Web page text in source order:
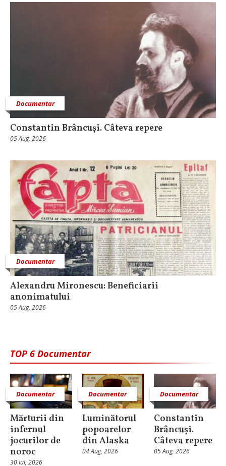
Documentar
Constantin Brâncuși. Câteva repere
05 Aug, 2026
Documentar
Alexandru Mironescu: Beneficiarii
anonimatului
05 Aug, 2026
TOP 6 Documentar
Documentar
Mărturii din
infernul
jocurilor de
noroc
30 Iul, 2026
Documentar
Luminătorul
popoarelor
din Alaska
04 Aug, 2026
Documentar
Constantin
Brâncuși.
Câteva repere
05 Aug, 2026